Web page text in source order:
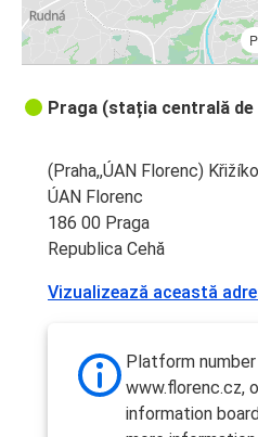
Praga (stația centrală
(Praha,,ÚAN Florenc)
ÚAN Florenc
186 00 Praga
Republica Cehă
Vizualizează această
Platform number
www.florenc.cz,
information